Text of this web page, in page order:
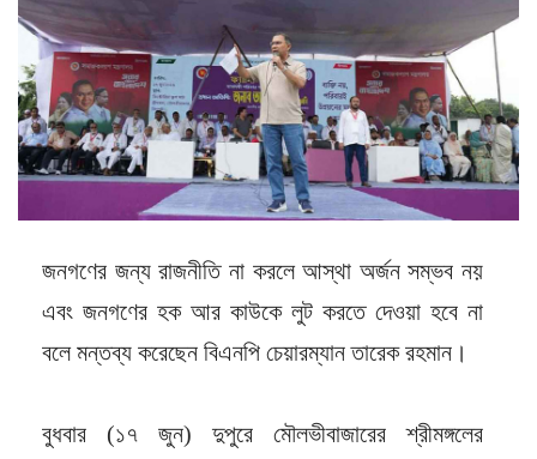
জনগণের জন্য রাজনীতি না করলে আস্থা অর্জন সম্ভব নয়
এবং জনগণের হক আর কাউকে লুট করতে দেওয়া হবে না
বলে মন্তব্য করেছেন বিএনপি চেয়ারম্যান তারেক রহমান।
বুধবার (১৭ জুন) দুপুরে মৌলভীবাজারের শ্রীমঙ্গলের